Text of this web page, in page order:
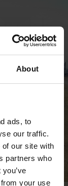
About
ads, to
our traffic.
our site with
partners who
your use